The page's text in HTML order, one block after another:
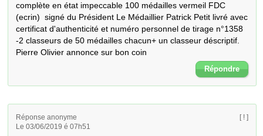
complète en état impeccable 100 médailles vermeil FDC
(ecrin)  signé du Président Le Médaillier Patrick Petit livré avec
certificat d'authenticité et numéro personnel de tirage n°1358
-2 classeurs de 50 médailles chacun+ un classeur déscriptif.
Pierre Olivier annonce sur bon coin
Répondre
Réponse anonyme
Le 03/06/2019 é 07h51
[ ! ]